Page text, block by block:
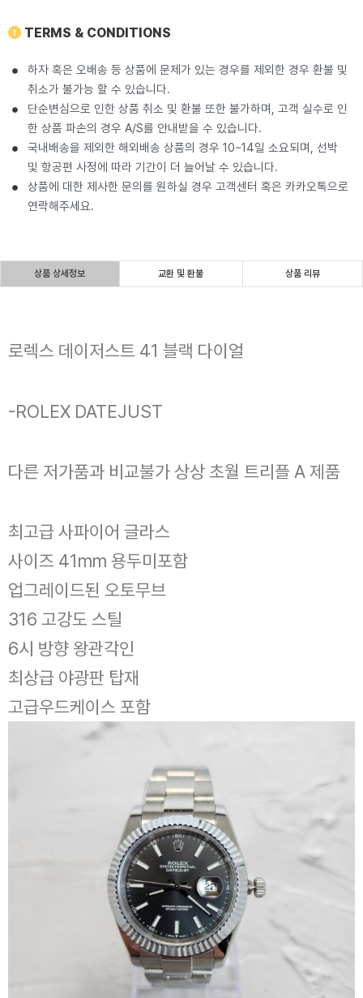
TERMS & CONDITIONS
하자 혹은 오배송 등 상품에 문제가 있는 경우를 제외한 경우 환불 및
취소가 불가능 할 수 있습니다.
단순변심으로 인한 상품 취소 및 환불 또한 불가하며, 고객 실수로 인
한 상품 파손의 경우 A/S를 안내받을 수 있습니다.
국내배송을 제외한 해외배송 상품의 경우 10~14일 소요되며, 선박
및 항공편 사정에 따라 기간이 더 늘어날 수 있습니다.
상품에 대한 제사한 문의를 원하실 경우 고객센터 혹은 카카오톡으로
연락해주세요.
상품 상세정보 교환 및 환불 상품 리뷰
로렉스 데이저스트 41 블랙 다이얼
-ROLEX DATEJUST
다른 저가품과 비교불가 상상 초월 트리플 A 제품
최고급 사파이어 글라스
사이즈 41mm 용두미포함
업그레이드된 오토무브
316 고강도 스틸
6시 방향 왕관각인
최상급 야광판 탑재
고급우드케이스 포함